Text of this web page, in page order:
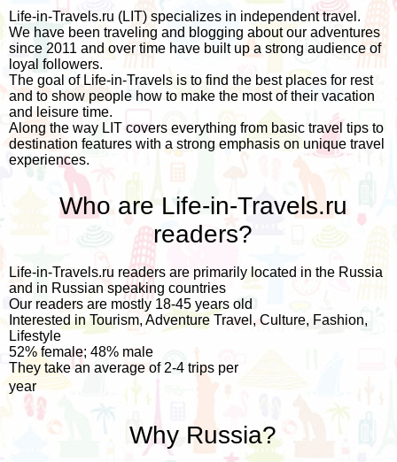
Life-in-Travels.ru (LIT) specializes in independent travel.
We have been traveling and blogging about our adventures
since 2011 and over time have built up a strong audience of
loyal followers.
The goal of Life-in-Travels is to find the best places for rest
and to show people how to make the most of their vacation
and leisure time.
Along the way LIT covers everything from basic travel tips to
destination features with a strong emphasis on unique travel
experiences.
Who are Life-in-Travels.ru
readers?
Life-in-Travels.ru readers are primarily located in the Russia
and in Russian speaking countries
Our readers are mostly 18-45 years old
Interested in Tourism, Adventure Travel, Culture, Fashion,
Lifestyle
52% female; 48% male
They take an average of 2-4 trips per
year
Why Russia?